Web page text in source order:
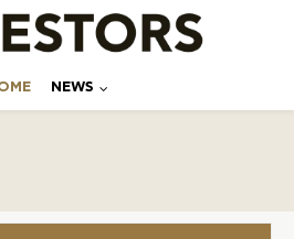
NEWS